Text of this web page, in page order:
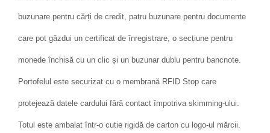
buzunare pentru cărți de credit, patru buzunare pentru documente
care pot găzdui un certificat de înregistrare, o secțiune pentru
monede închisă cu un clic și un buzunar dublu pentru bancnote.
Portofelul este securizat cu o membrană RFID Stop care
protejează datele cardului fără contact împotriva skimming-ului.
Totul este ambalat într-o cutie rigidă de carton cu logo-ul mărcii.